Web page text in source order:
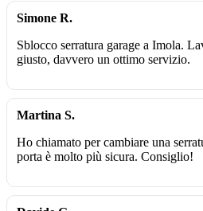
Simone R.
Sblocco serratura garage a Imola.
giusto, davvero un ottimo servizio.
Martina S.
Ho chiamato per cambiare una
porta è molto più sicura. Consiglio!